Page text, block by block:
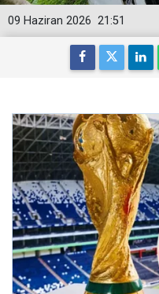
21:51
09 Haziran 2026